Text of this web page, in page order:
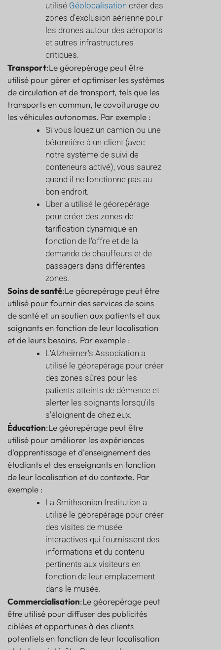
utilisé Géolocalisation créer des
zones d’exclusion aérienne pour
les drones autour des aéroports
et autres infrastructures
critiques.
Transport:Le géorepérage peut être
utilisé pour gérer et optimiser les systèmes
de circulation et de transport, tels que les
transports en commun, le covoiturage ou
les véhicules autonomes. Par exemple :
Si vous louez un camion ou une
bétonnière à un client (avec
notre système de suivi de
conteneurs activé), vous saurez
quand il ne fonctionne pas au
bon endroit.
Uber a utilisé le géorepérage
pour créer des zones de
tarification dynamique en
fonction de l'offre et de la
demande de chauffeurs et de
passagers dans différentes
zones.
Soins de santé:Le géorepérage peut être
utilisé pour fournir des services de soins
de santé et un soutien aux patients et aux
soignants en fonction de leur localisation
et de leurs besoins. Par exemple :
L'Alzheimer's Association a
utilisé le géorepérage pour créer
des zones sûres pour les
patients atteints de démence et
alerter les soignants lorsqu'ils
s'éloignent de chez eux.
Éducation:Le géorepérage peut être
utilisé pour améliorer les expériences
d'apprentissage et d'enseignement des
étudiants et des enseignants en fonction
de leur localisation et du contexte. Par
exemple :
La Smithsonian Institution a
utilisé le géorepérage pour créer
des visites de musée
interactives qui fournissent des
informations et du contenu
pertinents aux visiteurs en
fonction de leur emplacement
dans le musée.
Commercialisation:Le géorepérage peut
être utilisé pour diffuser des publicités
ciblées et opportunes à des clients
potentiels en fonction de leur localisation